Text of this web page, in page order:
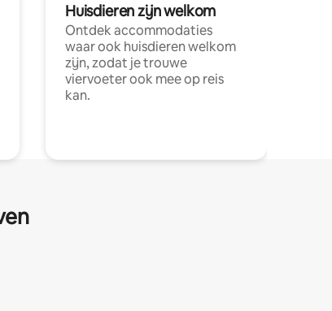
Huisdieren zijn welkom
Ontdek accommodaties
waar ook huisdieren welkom
zijn, zodat je trouwe
viervoeter ook mee op reis
kan.